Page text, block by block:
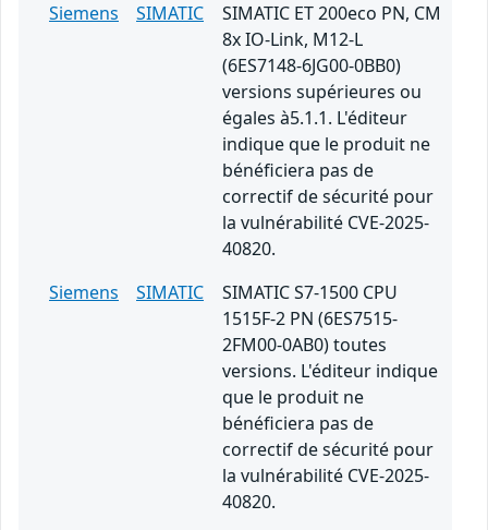
Siemens
SIMATIC
SIMATIC ET 200eco PN, CM
8x IO-Link, M12-L
(6ES7148-6JG00-0BB0)
versions supérieures ou
égales à5.1.1. L'éditeur
indique que le produit ne
bénéficiera pas de
correctif de sécurité pour
la vulnérabilité CVE-2025-
40820.
Siemens
SIMATIC
SIMATIC S7-1500 CPU
1515F-2 PN (6ES7515-
2FM00-0AB0) toutes
versions. L'éditeur indique
que le produit ne
bénéficiera pas de
correctif de sécurité pour
la vulnérabilité CVE-2025-
40820.